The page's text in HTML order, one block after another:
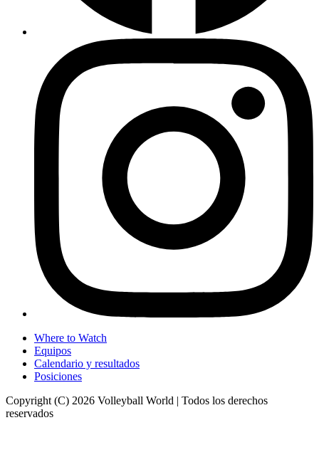
Where to Watch
Equipos
Calendario y resultados
Posiciones
Copyright (C) 2026 Volleyball World | Todos los derechos
reservados